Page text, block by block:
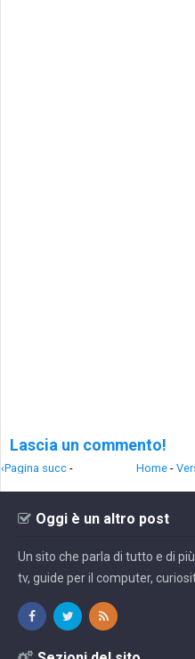
Lascia un commento!
‹Pagina succ - Home -
Oggi è un altro post
Un sito che parla di tutto e di
tv, guide per il computer,